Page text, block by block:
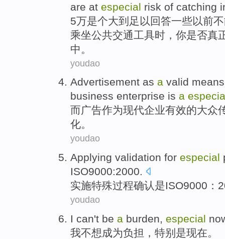
are at especial risk of catching
5万是个大到足以 回答一些以前
乘坐公共交通工具时， 你是否真
中。
youdao
Advertisement as a valid means
business enterprise is a
而广告作为现代企业有效的大众
化。
youdao
Applying validation for especial
ISO9000:2000.
实施特殊过程确认是ISO9000：
youdao
I can't be a burden, especial
我不想成为负担 ， 特别是现在。